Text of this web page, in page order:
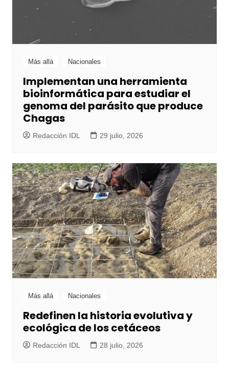
Más allá Nacionales
Implementan una herramienta
bioinformática para estudiar el
genoma del parásito que produce
Chagas
Redacción IDL 29 julio, 2026
Más allá Nacionales
Redefinen la historia evolutiva y
ecológica de los cetáceos
Redacción IDL 28 julio, 2026